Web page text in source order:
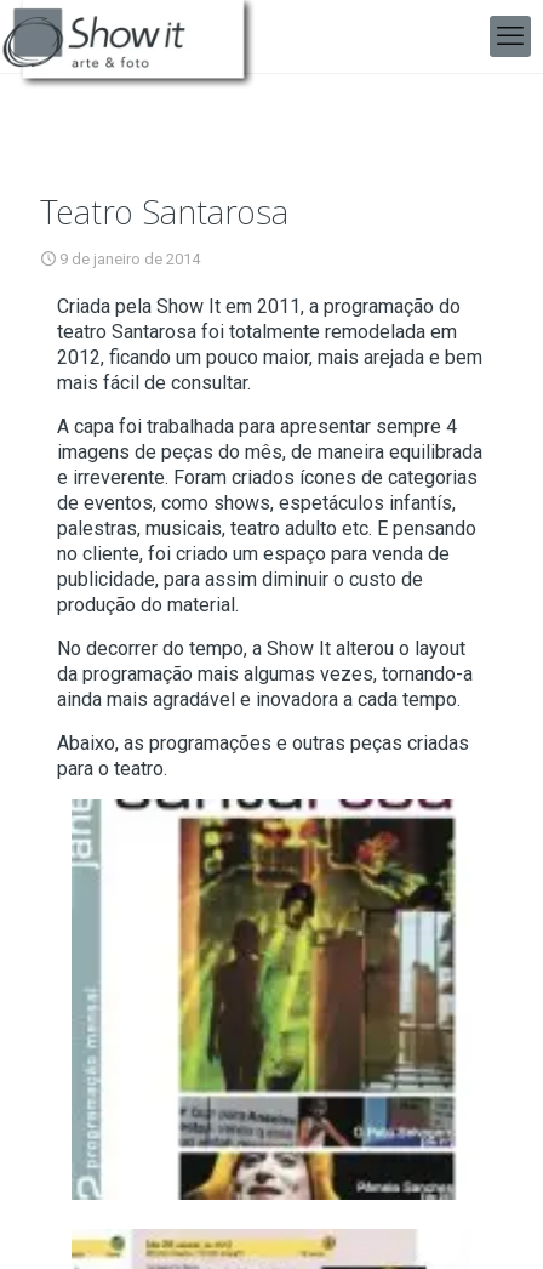
Teatro Santarosa
9 de janeiro de 2014
Criada pela Show It em 2011, a programação do
teatro Santarosa foi totalmente remodelada em
2012, ficando um pouco maior, mais arejada e bem
mais fácil de consultar.
A capa foi trabalhada para apresentar sempre 4
imagens de peças do mês, de maneira equilibrada
e irreverente. Foram criados ícones de categorias
de eventos, como shows, espetáculos infantís,
palestras, musicais, teatro adulto etc. E pensando
no cliente, foi criado um espaço para venda de
publicidade, para assim diminuir o custo de
produção do material.
No decorrer do tempo, a Show It alterou o layout
da programação mais algumas vezes, tornando-a
ainda mais agradável e inovadora a cada tempo.
Abaixo, as programações e outras peças criadas
para o teatro.